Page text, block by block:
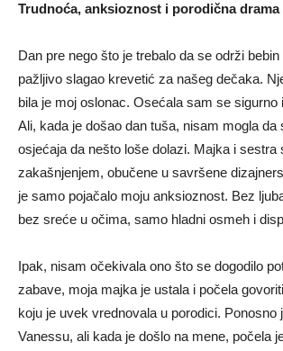
Trudnoća, anksioznost i porodična drama
Dan pre nego što je trebalo da se održi
pažljivo slagao krevetić za našeg dečaka.
bila je moj oslonac. Osećala sam se sigurno
Ali, kada je došao dan tuša, nisam mogla da
osjećaja da nešto loše dolazi. Majka i sestra
zakašnjenjem, obučene u savršene
je samo pojačalo moju anksioznost. Bez
bez sreće u očima, samo hladni osmeh i
Ipak, nisam očekivala ono što se dogodilo
zabave, moja majka je ustala i počela
koju je uvek vrednovala u porodici. Ponosno
Vanessu, ali kada je došlo na mene, počela